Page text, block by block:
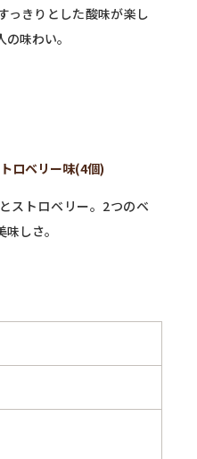
っきりとした酸味が楽し
味わい。
ロベリー味(4個)
ストロベリー。2つのベ
しさ。